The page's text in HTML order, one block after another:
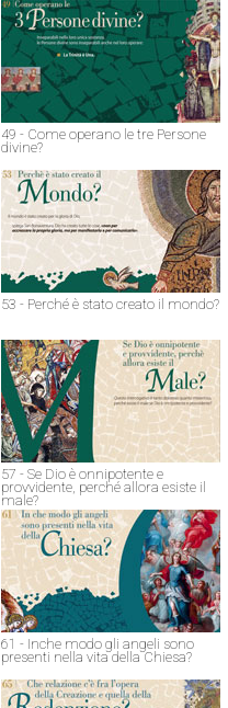
49 - Come operano le tre Persone
divine?
53 - Perché è stato creato il mondo?
57 - Se Dio è onnipotente e
provvidente, perché allora esiste il
male?
61 - Inche modo gli angeli sono
presenti nella vita della Chiesa?